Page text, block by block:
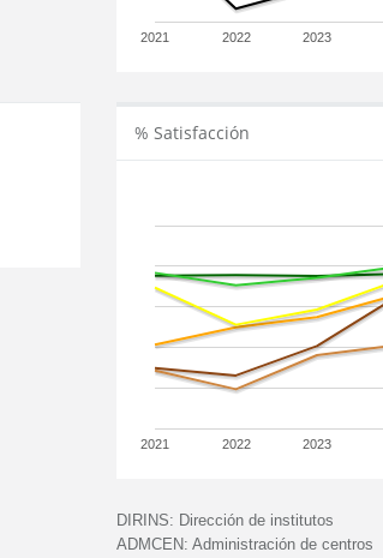
2021 2022 2023
% Satisfacción
2021 2022 2023
DIRINS: Dirección de institutos
ADMCEN: Administración de centros